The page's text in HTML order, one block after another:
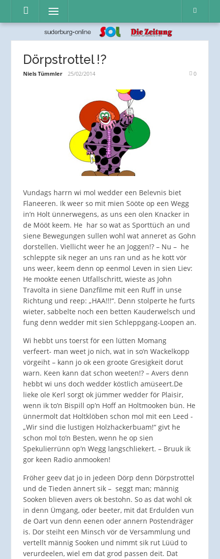
Inhalt
Menü
Dörpstrottel !?
Niels Tümmler 25/02/2014 0
Vundags harrn wi mol wedder een Belevnis biet
Flaneeren. Ik weer so mit mien Sööte op een Wegg
in’n Holt ünnerwegens, as uns een olen Knacker in
de Mööt keem. He har so wat as Sporttüch an und
siene Bewegungen sullen wohl wat anneret as Gohn
dorstellen. Viellicht weer he an Joggen!? – Nu – he
schleppte sik neger an uns ran und as he kott vör
uns weer, keem denn op eenmol Leven in sien Liev:
He mookte eenen Utfallschritt, wieste as John
Travolta in siene Danzfilme mit een Ruff in unse
Richtung und reep: „HAA!!!“. Denn stolperte he furts
wieter, sabbelte noch een betten Kauderwelsch und
fung denn wedder mit sien Schleppgang-Loopen an.
Wi hebbt uns toerst för een lütten Momang
verfeert- man weet jo nich, wat in so’n Wackelkopp
vörgeiht – kann jo ok een groote Gresigkeit dorut
warn. Keen kann dat schon weeten!? – Avers denn
hebbt wi uns doch wedder köstlich amüseert.De
lieke ole Kerl sorgt ok jümmer wedder för Plaisir,
wenn ik to’n Bispill op’n Hoff an Holtmooken bün. He
ünnermolt dat Holtklöben schon mol mit een Leed -
„Wir sind die lustigen Holzhackerbuam!“ givt he
schon mol to’n Besten, wenn he op sien
Spekulierrünn op’n Wegg langschliekert. – Bruuk ik
gor keen Radio anmooken!
Fröher geev dat jo in jedeen Dörp denn Dörpstrottel
und de Tieden ännert sik – seggt man; männig
Sooken blieven avers ok bestohn. So as dat wohl ok
in denn Ümgang, oder beeter, mit dat Erdulden vun
de Oart vun denn eenen oder annern Postendräger
is. Dor steiht een Minsch vör de Versammlung und
vertellt männig Sooken und nimmt sik rut Lüüd to
verurdeelen, wiel em dat grod passen deit. Dat